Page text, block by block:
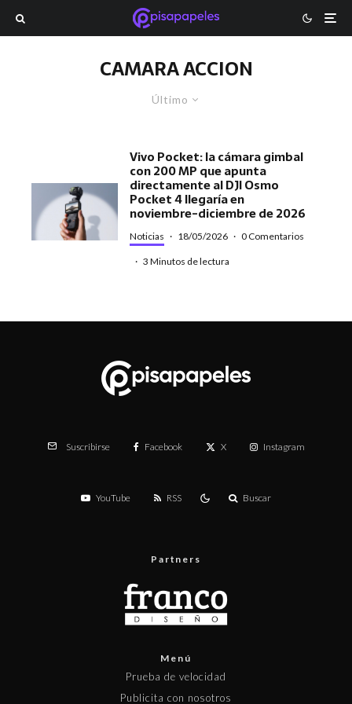
CAMARA ACCION
Último
Vivo Pocket: la cámara gimbal
con 200 MP que apunta
directamente al DJI Osmo
Pocket 4 llegaría en
noviembre-diciembre de 2026
Noticias · 18/05/2026 · 0 Comentarios
· 3 Minutos de lectura
Suscribirse Facebook X Instagram
YouTube RSS Buscar
Partners
Menú
Prueba de velocidad
Publicita con nosotros